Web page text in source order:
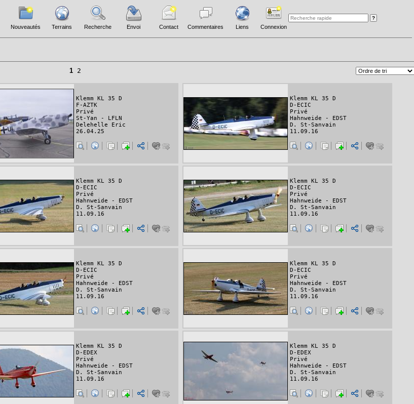
Nouveautés Terrains Recherche Envoi Contact Commentaires Liens Connexion
1 2
Klemm KL 35 D
F-AZTK
Privé
St-Yan - LFLN
Delehelle Eric
26.04.25
Klemm KL 35 D
D-ECIC
Privé
Hahnweide - EDST
D. St-Sanvain
11.09.16
Klemm KL 35 D
D-ECIC
Privé
Hahnweide - EDST
D. St-Sanvain
11.09.16
Klemm KL 35 D
D-ECIC
Privé
Hahnweide - EDST
D. St-Sanvain
11.09.16
Klemm KL 35 D
D-ECIC
Privé
Hahnweide - EDST
D. St-Sanvain
11.09.16
Klemm KL 35 D
D-ECIC
Privé
Hahnweide - EDST
D. St-Sanvain
11.09.16
Klemm KL 35 D
D-EDEX
Privé
Hahnweide - EDST
D. St-Sanvain
11.09.16
Klemm KL 35 D
D-EDEX
Privé
Hahnweide - EDST
D. St-Sanvain
11.09.16